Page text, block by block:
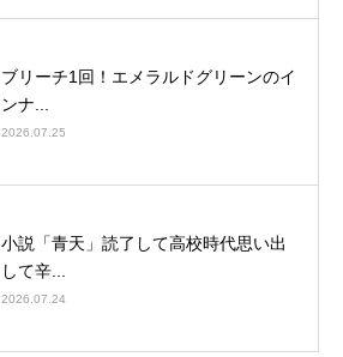
ブリーチ1回！エメラルドグリーンのイ
ンナ...
2026.07.25
小説「青天」読了して高校時代思い出
して辛...
2026.07.24